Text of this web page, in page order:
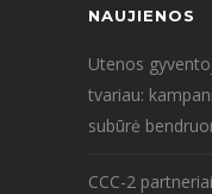
NAUJIENOS
Utenos
tvariau:
subūrė
CCC-2